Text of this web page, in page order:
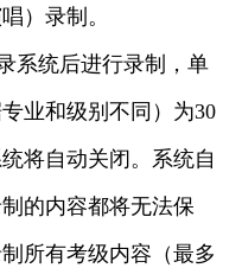
）录制。
系统后进行录制，单
业和级别不同）为30
将自动关闭。系统自
的内容都将无法保
所有考级内容（最多